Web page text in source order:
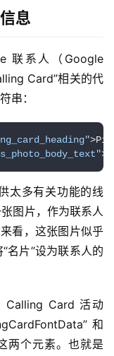
息
联系人（Google
Card”相关的代
串：
太多有关功能的线
图片，作为联系人
看，这张图片似乎
名片”设为联系人的
Card 活动
和
两个元素。也就是